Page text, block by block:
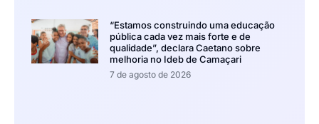
“Estamos construindo uma educação
pública cada vez mais forte e de
qualidade”, declara Caetano sobre
melhoria no Ideb de Camaçari
7 de agosto de 2026